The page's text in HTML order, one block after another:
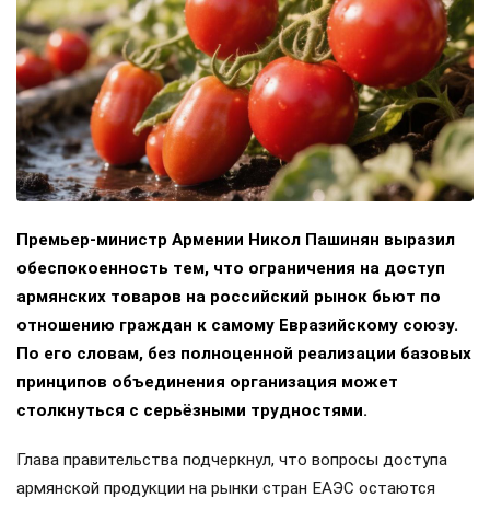
Премьер-министр Армении Никол Пашинян выразил
обеспокоенность тем, что ограничения на доступ
армянских товаров на российский рынок бьют по
отношению граждан к самому Евразийскому союзу.
По его словам, без полноценной реализации базовых
принципов объединения организация может
столкнуться с серьёзными трудностями.
Глава правительства подчеркнул, что вопросы доступа
армянской продукции на рынки стран ЕАЭС остаются